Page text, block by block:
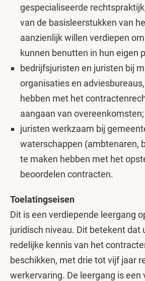
gespecialiseerde
van de basisleerstukken van
aanzienlijk willen verdiepen
kunnen benutten in hun eigen
bedrijfsjuristen en juristen bij
organisaties en
hebben met het
aangaan van overeenkomsten;
juristen werkzaam bij
waterschappen (ambtenaren,
te maken hebben met het
beoordelen contracten.
Toelatingseisen
Dit is een verdiepende leergang
juridisch niveau. Dit betekent dat
redelijke kennis van het
beschikken, met drie tot vijf jaar
werkervaring. De leergang is een